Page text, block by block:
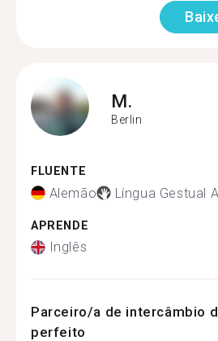
M.
Berlin
FLUENTE
Alemão Língua Gestual
APRENDE
Inglês
Parceiro/a de intercâmbio
perfeito